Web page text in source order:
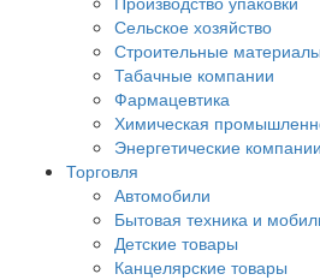
Сельское хозяйство
Строительные материалы
Табачные компании
Фармацевтика
Химическая
Энергетические компании
Торговля
Автомобили
Бытовая техника и
Детские товары
Канцелярские товары